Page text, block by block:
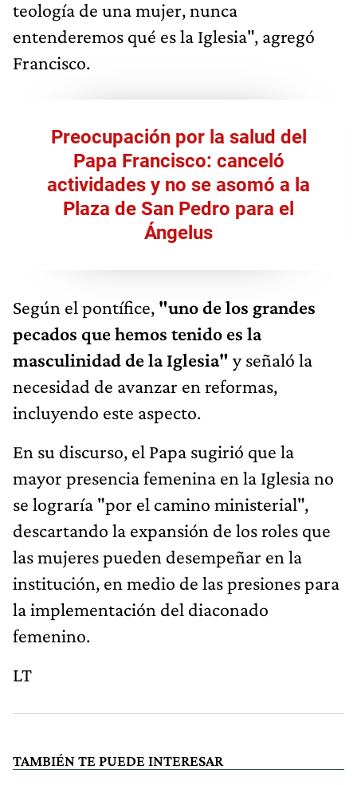
teología de una mujer, nunca
entenderemos qué es la Iglesia", agregó
Francisco.
Preocupación por la salud del
Papa Francisco: canceló
actividades y no se asomó a la
Plaza de San Pedro para el
Ángelus
Según el pontífice, "uno de los grandes
pecados que hemos tenido es la
masculinidad de la Iglesia" y señaló la
necesidad de avanzar en reformas,
incluyendo este aspecto.
En su discurso, el Papa sugirió que la
mayor presencia femenina en la Iglesia no
se lograría "por el camino ministerial",
descartando la expansión de los roles que
las mujeres pueden desempeñar en la
institución, en medio de las presiones para
la implementación del diaconado
femenino.
LT
TAMBIÉN TE PUEDE INTERESAR